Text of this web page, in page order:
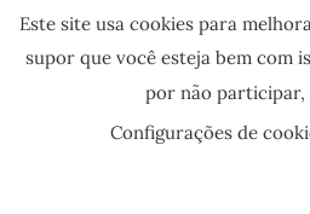
Este site usa cookies para
supor que você esteja bem com
por não participar,
Configurações de